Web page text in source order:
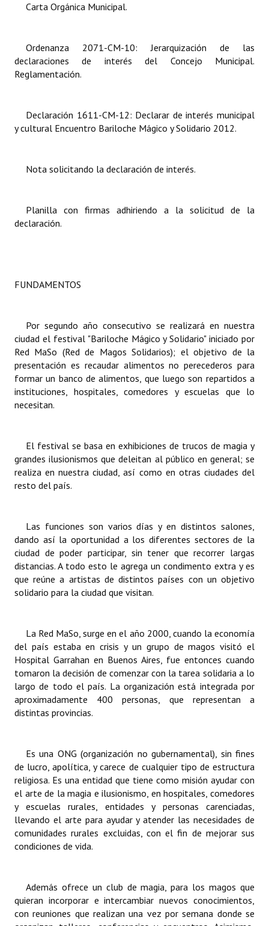
Digesto
DOCUMENTOS
Proyectos Presentados
Actas de Sesión
Ejecución Presupuestaria
Resoluciones
Resoluciones de Presidencia
INSTITUCIONAL
Noticias Destacadas
Registros y Distinciones
Premio al Mérito - Registro
Audiencias Públicas - Registro
Mujeres que Dejaron Huellas - Registro
Periodistas Decanos - Registro
Banca del Vecino - Registro
Huéspedes de Honor - Registro
Antiguos Pobladores - Registro
Reconocimientos - Registro
Entrega de distinciones
REFORMA DE LA CARTA ORGÁNICA
Carta Orgánica Municipal.
Ordenanza 2071-CM-10: Jerarquización de las
declaraciones de interés del Concejo Municipal.
Reglamentación.
Declaración 1611-CM-12: Declarar de interés municipal
y cultural Encuentro Bariloche Mágico y Solidario 2012.
Nota solicitando la declaración de interés.
Planilla con firmas adhiriendo a la solicitud de la
declaración.
FUNDAMENTOS
Por segundo año consecutivo se realizará en nuestra
ciudad el festival "Bariloche Mágico y Solidario" iniciado por
Red MaSo (Red de Magos Solidarios); el objetivo de la
presentación es recaudar alimentos no perecederos para
formar un banco de alimentos, que luego son repartidos a
instituciones, hospitales, comedores y escuelas que lo
necesitan.
El festival se basa en exhibiciones de trucos de magia y
grandes ilusionismos que deleitan al público en general; se
realiza en nuestra ciudad, así como en otras ciudades del
resto del país.
Las funciones son varios días y en distintos salones,
dando así la oportunidad a los diferentes sectores de la
ciudad de poder participar, sin tener que recorrer largas
distancias. A todo esto le agrega un condimento extra y es
que reúne a artistas de distintos países con un objetivo
solidario para la ciudad que visitan.
La Red MaSo, surge en el año 2000, cuando la economía
del país estaba en crisis y un grupo de magos visitó el
Hospital Garrahan en Buenos Aires, fue entonces cuando
tomaron la decisión de comenzar con la tarea solidaria a lo
largo de todo el país. La organización está integrada por
aproximadamente 400 personas, que representan a
distintas provincias.
Es una ONG (organización no gubernamental), sin fines
de lucro, apolítica, y carece de cualquier tipo de estructura
religiosa. Es una entidad que tiene como misión ayudar con
el arte de la magia e ilusionismo, en hospitales, comedores
y escuelas rurales, entidades y personas carenciadas,
llevando el arte para ayudar y atender las necesidades de
comunidades rurales excluidas, con el fin de mejorar sus
condiciones de vida.
Además ofrece un club de magia, para los magos que
quieran incorporar e intercambiar nuevos conocimientos,
con reuniones que realizan una vez por semana donde se